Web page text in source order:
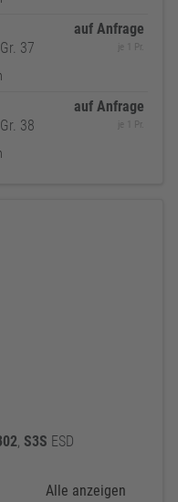
37
auf Anfrage
je 1 Pr.
38
auf Anfrage
je 1 Pr.
, S3S ESD
Alle anzeigen